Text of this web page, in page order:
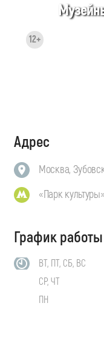
12+
Адрес
Москва,
«Парк культуры»
График работы
ВТ, ПТ, СБ, ВС
СР, ЧТ
ПН